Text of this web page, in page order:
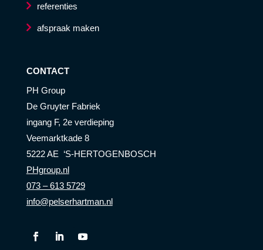
referenties
afspraak maken
CONTACT
PH Group
De Gruyter Fabriek
ingang F, 2e verdieping
Veemarktkade 8
5222 AE ‘S-HERTOGENBOSCH
PHgroup.nl
073 – 613 5729
info@pelserhartman.nl